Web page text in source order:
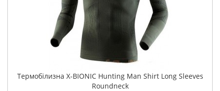
Термобілизна X-BIONIC Hunting Man Shirt Long Sleeves
Roundneck